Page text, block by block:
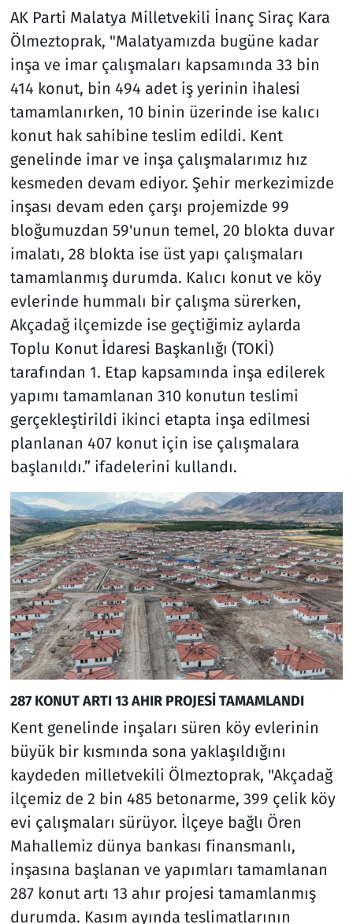
AK Parti Malatya Milletvekili İnanç Siraç Kara
Ölmeztoprak, "Malatyamızda bugüne kadar
inşa ve imar çalışmaları kapsamında 33 bin
414 konut, bin 494 adet iş yerinin ihalesi
tamamlanırken, 10 binin üzerinde ise kalıcı
konut hak sahibine teslim edildi. Kent
genelinde imar ve inşa çalışmalarımız hız
kesmeden devam ediyor. Şehir merkezimizde
inşası devam eden çarşı projemizde 99
bloğumuzdan 59'unun temel, 20 blokta duvar
imalatı, 28 blokta ise üst yapı çalışmaları
tamamlanmış durumda. Kalıcı konut ve köy
evlerinde hummalı bir çalışma sürerken,
Akçadağ ilçemizde ise geçtiğimiz aylarda
Toplu Konut İdaresi Başkanlığı (TOKİ)
tarafından 1. Etap kapsamında inşa edilerek
yapımı tamamlanan 310 konutun teslimi
gerçekleştirildi ikinci etapta inşa edilmesi
planlanan 407 konut için ise çalışmalara
başlanıldı.” ifadelerini kullandı.
287 KONUT ARTI 13 AHIR PROJESİ TAMAMLANDI
Kent genelinde inşaları süren köy evlerinin
büyük bir kısmında sona yaklaşıldığını
kaydeden milletvekili Ölmeztoprak, "Akçadağ
ilçemiz de 2 bin 485 betonarme, 399 çelik köy
evi çalışmaları sürüyor. İlçeye bağlı Ören
Mahallemiz dünya bankası finansmanlı,
inşasına başlanan ve yapımları tamamlanan
287 konut artı 13 ahır projesi tamamlanmış
durumda. Kasım ayında teslimatlarının